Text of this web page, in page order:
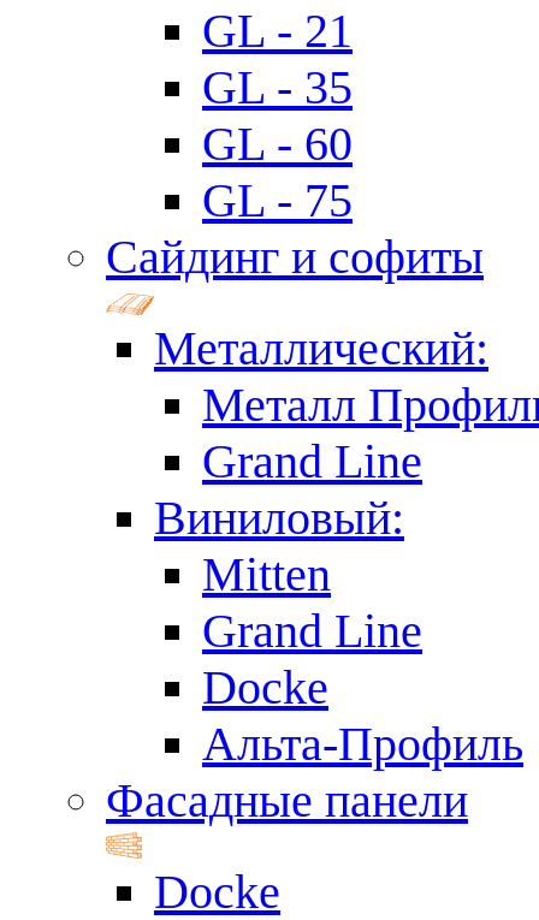
GL - 21
GL - 35
GL - 60
GL - 75
Сайдинг и софиты
Металлический:
Металл
Grand Line
Виниловый:
Mitten
Grand Line
Docke
Альта-Профиль
Фасадные панели
Docke